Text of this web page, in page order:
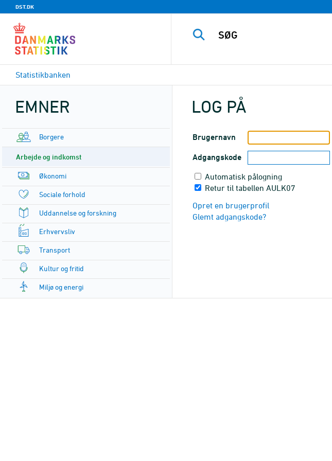
DST.DK
Statistikbanken
EMNER
Borgere
Arbejde og indkomst
Økonomi
Sociale forhold
Uddannelse og forskning
Erhvervsliv
Transport
Kultur og fritid
Miljø og energi
LOG PÅ
Brugernavn
Adgangskode
Automatisk pålogning
Retur til tabellen AULK07
Opret en brugerprofil
Glemt adgangskode?